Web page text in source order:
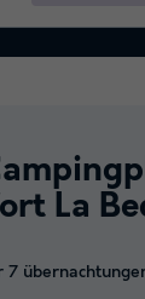
La
7